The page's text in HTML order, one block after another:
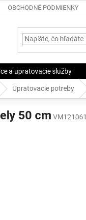
OBCHODNÉ PODMIENKY
a upratovacie služby
Upratovacie potreby
50 cm VM121061